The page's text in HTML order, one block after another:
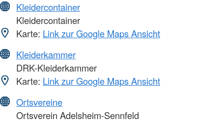
Kleidercontainer
Kleidercontainer
Karte: Link zur Google Maps Ansicht
Kleiderkammer
DRK-Kleiderkammer
Karte: Link zur Google Maps Ansicht
Ortsvereine
Ortsverein Adelsheim-Sennfeld